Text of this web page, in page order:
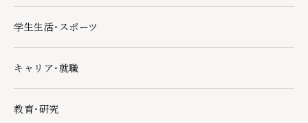
学生生活・スポーツ
学生生活・スポーツの下層ページ一覧を開く
キャリア・就職
キャリア・就職の下層ページ一覧を開く
教育・研究
教育・研究の下層ページ一覧を開く